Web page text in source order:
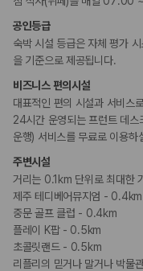
어린이 수영장
시설 내 놀이터
키즈 클럽
비즈니스
컨퍼런스 센터
연회장
휠체어 이용 가능 화장실
휠체어로 이용가능한
휠체어로 이용 가능
흡연 시설
금연 숙박 시설
공인등급
숙박 시설 등급은 자체 평가
을 기준으로 제공됩니다.
비즈니스 편의시설
대표적인 편의 시설과 서비스
24시간 운영되는 프런트 데스
운행) 서비스를 무료로 이용하
주변시설
거리는 0.1km 단위로 최대한
제주 테디베어뮤지엄 - 0.4km
중문 골프 클럽 - 0.4km
플레이 K팝 - 0.5km
초콜릿랜드 - 0.5km
리플리의 믿거나 말거나 박